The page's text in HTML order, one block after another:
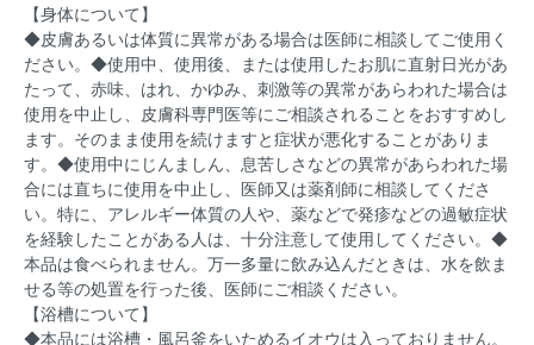
【身体について】
◆皮膚あるいは体質に異常がある場合は医師に相談してご使用く
ださい。◆使用中、使用後、または使用したお肌に直射日光があ
たって、赤味、はれ、かゆみ、刺激等の異常があらわれた場合は
使用を中止し、皮膚科専門医等にご相談されることをおすすめし
ます。そのまま使用を続けますと症状が悪化することがありま
す。◆使用中にじんましん、息苦しさなどの異常があらわれた場
合には直ちに使用を中止し、医師又は薬剤師に相談してくださ
い。特に、アレルギー体質の人や、薬などで発疹などの過敏症状
を経験したことがある人は、十分注意して使用してください。◆
本品は食べられません。万一多量に飲み込んだときは、水を飲ま
せる等の処置を行った後、医師にご相談ください。
【浴槽について】
◆本品には浴槽・風呂釜をいためるイオウは入っておりません。